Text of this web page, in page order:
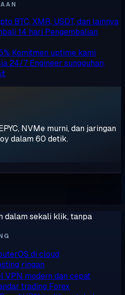
BTC, XMR, USDT, dan lainnya
14 hari Pengembalian
Komitmen uptime kami
24/7 Engineer sungguhan,
NVMe murni, dan jaringan
dalam 60 detik.
dalam sekali klik, tanpa
di cloud
ringan
VPN modern dan cepat
trading Forex